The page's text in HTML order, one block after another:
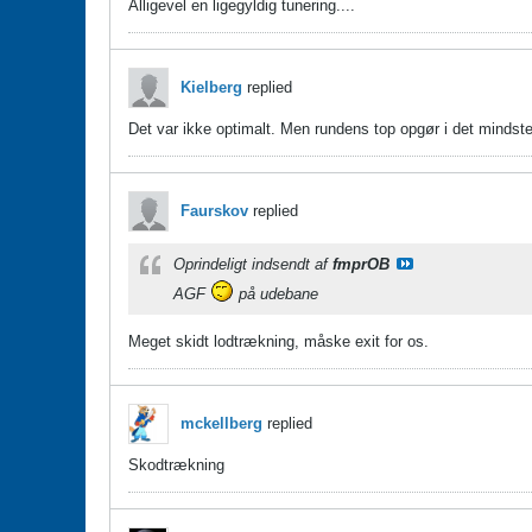
Alligevel en ligegyldig tunering....
Kielberg replied
Det var ikke optimalt. Men rundens top opgør i det
Faurskov replied
Oprindeligt indsendt af fmprOB
AGF
på udebane
Meget skidt lodtrækning, måske exit for os.
mckellberg replied
Skodtrækning